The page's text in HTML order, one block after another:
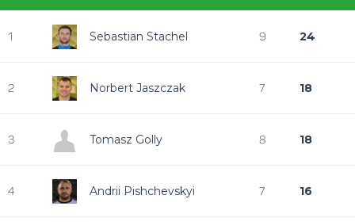
1 Sebastian Stachel 9 24
2 Norbert Jaszczak 7 18
3 Tomasz Golly 8 18
4 Andrii Pishchevskyi 7 16